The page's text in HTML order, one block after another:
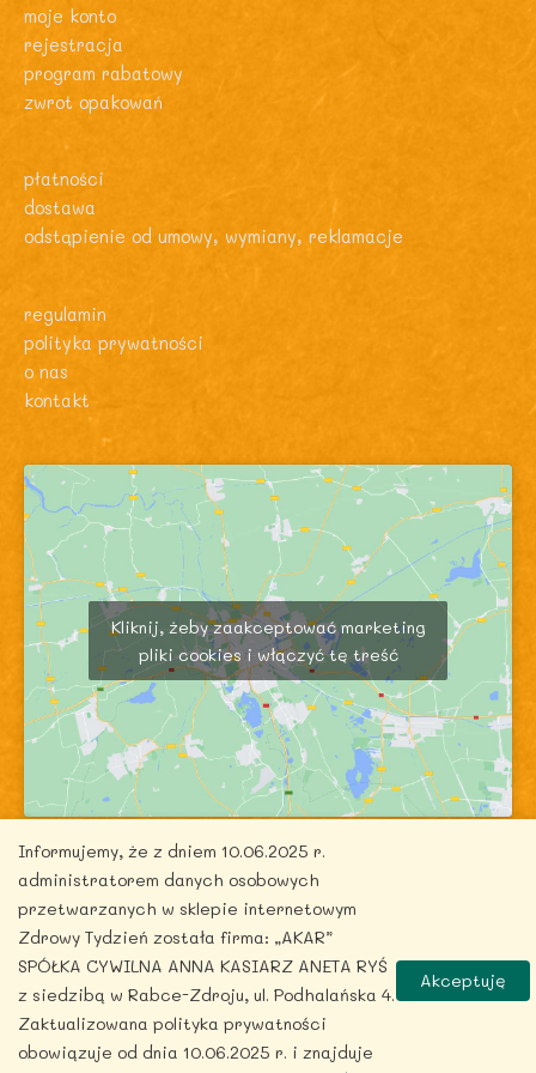
moje konto
rejestracja
program rabatowy
zwrot opakowań
płatności
dostawa
odstąpienie od umowy, wymiany, reklamacje
regulamin
polityka prywatności
o nas
kontakt
Kliknij, żeby zaakceptować marketing
pliki cookies i włączyć tę treść
Copyright © 2026 zdrowytydzien.pl | Powered by
ITentego.pl
Informujemy, że z dniem 10.06.2025 r.
administratorem danych osobowych
przetwarzanych w sklepie internetowym
Zdrowy Tydzień została firma: „AKAR”
SPÓŁKA CYWILNA ANNA KASIARZ ANETA RYŚ
z siedzibą w Rabce-Zdroju, ul. Podhalańska 4.
Zaktualizowana polityka prywatności
obowiązuje od dnia 10.06.2025 r. i znajduje
Akceptuję